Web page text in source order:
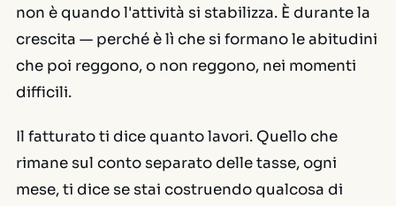
non è quando l'attività si stabilizza. È durante la
crescita — perché è lì che si formano le abitudini
che poi reggono, o non reggono, nei momenti
difficili.
Il fatturato ti dice quanto lavori. Quello che
rimane sul conto separato delle tasse, ogni
mese, ti dice se stai costruendo qualcosa di